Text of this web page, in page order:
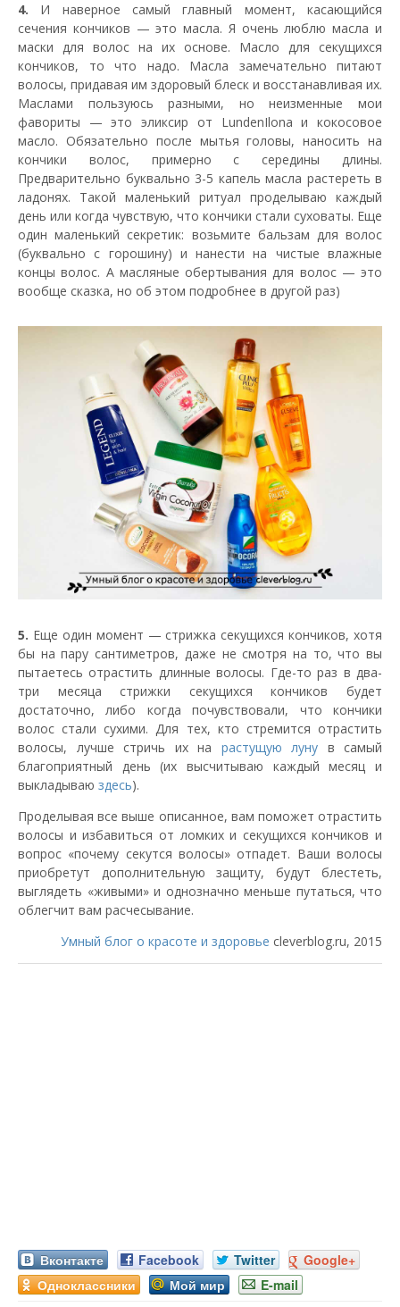
4. И наверное самый главный момент, касающийся
сечения кончиков — это масла. Я очень люблю масла и
маски для волос на их основе. Масло для секущихся
кончиков, то что надо. Масла замечательно питают
волосы, придавая им здоровый блеск и восстанавливая их.
Маслами пользуюсь разными, но неизменные мои
фавориты — это эликсир от LundenIlona и кокосовое
масло. Обязательно после мытья головы, наносить на
кончики волос, примерно с середины длины.
Предварительно буквально 3-5 капель масла растереть в
ладонях. Такой маленький ритуал проделываю каждый
день или когда чувствую, что кончики стали суховаты. Еще
один маленький секретик: возьмите бальзам для волос
(буквально с горошину) и нанести на чистые влажные
концы волос. А масляные обертывания для волос — это
вообще сказка, но об этом подробнее в другой раз)
5. Еще один момент — стрижка секущихся кончиков, хотя
бы на пару сантиметров, даже не смотря на то, что вы
пытаетесь отрастить длинные волосы. Где-то раз в два-
три месяца стрижки секущихся кончиков будет
достаточно, либо когда почувствовали, что кончики
волос стали сухими. Для тех, кто стремится отрастить
волосы, лучше стричь их на растущую луну в самый
благоприятный день (их высчитываю каждый месяц и
выкладываю здесь).
Проделывая все выше описанное, вам поможет отрастить
волосы и избавиться от ломких и секущихся кончиков и
вопрос «почему секутся волосы» отпадет. Ваши волосы
приобретут дополнительную защиту, будут блестеть,
выглядеть «живыми» и однозначно меньше путаться, что
облегчит вам расчесывание.
Умный блог о красоте и здоровье cleverblog.ru, 2015
Вконтакте Facebook Twitter
Google+
Одноклассники
Мой мир E-mail